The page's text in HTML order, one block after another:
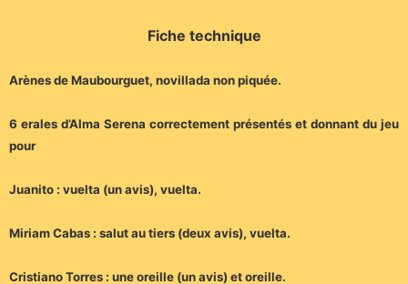
Fiche technique
Arènes de Maubourguet, novillada non piquée.
6 erales d’Alma Serena correctement présentés et donnant du jeu
pour
Juanito : vuelta (un avis), vuelta.
Miriam Cabas : salut au tiers (deux avis), vuelta.
Cristiano Torres : une oreille (un avis) et oreille.